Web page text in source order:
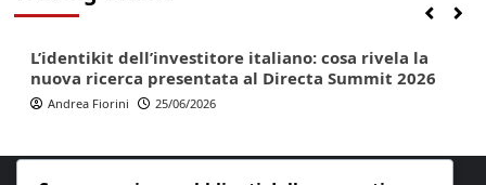
Finanza Lifestyle Trading online
L’identikit dell’investitore italiano: cosa rivela la
nuova ricerca presentata al Directa Summit 2026
Andrea Fiorini 25/06/2026